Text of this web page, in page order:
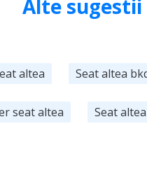
Alte
altea Seat altea
seat altea Seat